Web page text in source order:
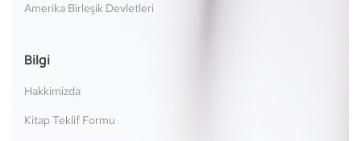
Amerika Birleşik Devletleri
Bilgi
Hakkimizda
Kitap Teklif Formu